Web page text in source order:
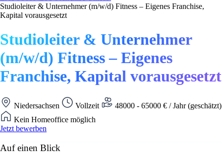
Studioleiter & Unternehmer (m/w/d) Fitness – Eigenes Franchise,
Kapital vorausgesetzt
Studioleiter & Unternehmer
(m/w/d) Fitness – Eigenes
Franchise, Kapital vorausgesetzt
Niedersachsen Vollzeit
48000 - 65000 € / Jahr (geschätzt)
Kein Homeoffice möglich
Jetzt bewerben
Auf einen Blick